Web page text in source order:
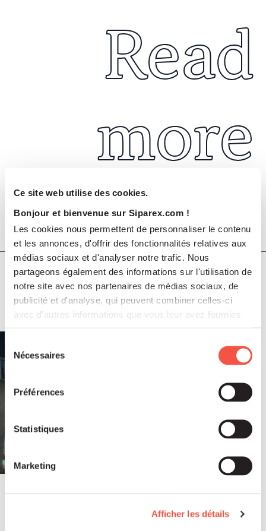
Ce site web utilise des cookies.
Bonjour et bienvenue sur Siparex.com !
Les cookies nous permettent de personnaliser le contenu
et les annonces, d'offrir des fonctionnalités relatives aux
médias sociaux et d'analyser notre trafic. Nous
partageons également des informations sur l'utilisation de
notre site avec nos partenaires de médias sociaux, de
publicité et d'analyse, qui peuvent combiner celles-ci
avec d'autres informations que vous leur avez fournies
du
consentement
Nécessaires
Préférences
Statistiques
Marketing
Afficher les détails
Read
more
Juil 2026 COMMUNIQUÉS DE PRESSE
Soutenu par Siparex ETI, Winncare
annonce l’acquisition de Montcalm
International
COMMUNIQUÉS DE PRESSE